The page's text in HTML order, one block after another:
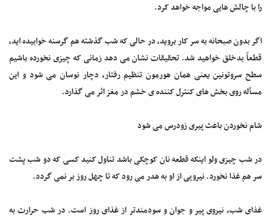
را با چالش هایی مواجه خواهد کرد.
اگر بدون صبحانه به سر کار بروید، در حالی که شب گذشته هم گرسنه خوابیده اید،
قطعاً بدخلق خواهید شد. تحقیقات نشان می دهد زمانی که چیزی نخورده باشیم
سطح سروتونین یعنی همان هورمون تنظیم رفتار، دچار نوسان می شود و این
مسأله روی بخش های کنترل کننده ی خشم در مغز اثر می گذارد.
شام نخوردن باعث پیری زودرس می شود
در شب چیزی ولو اینکه قطعه نان کوچکی باشد تناول کنید کسی که دو شب پشت
سر هم غذا نخورد. نیرویی از او به هدر می رود که تا چهل روز بر نمی گردد.
غذای شب، نیروی پیر و جوان و سودمندتر از غذای روز است. در شب حرارت به